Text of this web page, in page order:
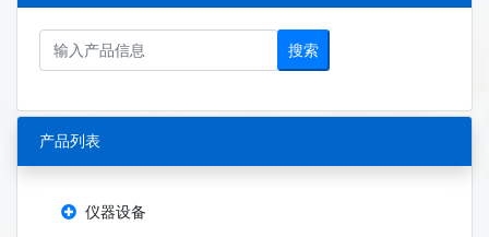
搜索
产品列表
仪器设备